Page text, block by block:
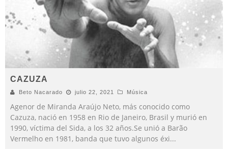
CAZUZA
Beto Nacarado julio 22, 2021 Música
Agenor de Miranda Araújo Neto, más conocido como
Cazuza, nació en 1958 en Rio de Janeiro, Brasil y murió en
1990, víctima del Sida, a los 32 años.Se unió a Barão
Vermelho en 1981, banda que tuvo algunos éxi...